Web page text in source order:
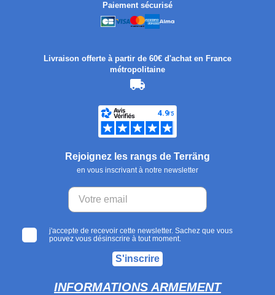
Paiement sécurisé
Livraison offerte à partir de 60€ d'achat en France
métropolitaine
Rejoignez les rangs de Terräng
en vous inscrivant à notre newsletter
j'accepte de recevoir cette newsletter. Sachez que vous
pouvez vous désinscrire à tout moment.
S'inscrire
INFORMATIONS ARMEMENT